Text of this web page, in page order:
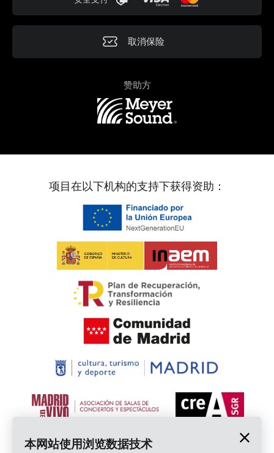
取消保险
赞助方
项目在以下机构的支持下获得资助：
本网站使用浏览数据技术